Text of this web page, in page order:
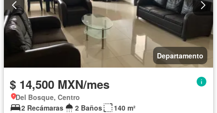
Departamento
$ 14,500 MXN/mes
Del Bosque, Centro
2 Recámaras
2 Baños
140 m²